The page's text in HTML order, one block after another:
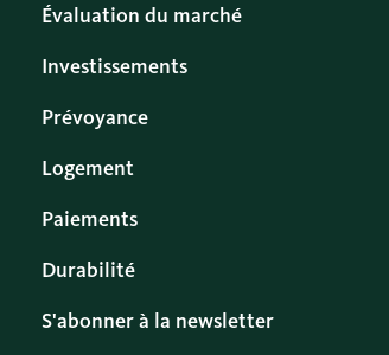
Évaluation du marché
Investissements
Prévoyance
Logement
Paiements
Durabilité
S'abonner à la newsletter